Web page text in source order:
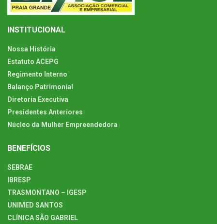
INSTITUCIONAL
Nossa História
Estatuto ACEPG
Regimento Interno
Balanço Patrimonial
Diretoria Executiva
Presidentes Anteriores
Núcleo da Mulher Empreendedora
BENEFÍCIOS
SEBRAE
IBRESP
TRASMONTANO – IGESP
UNIMED SANTOS
CLÍNICA SÃO GABRIEL